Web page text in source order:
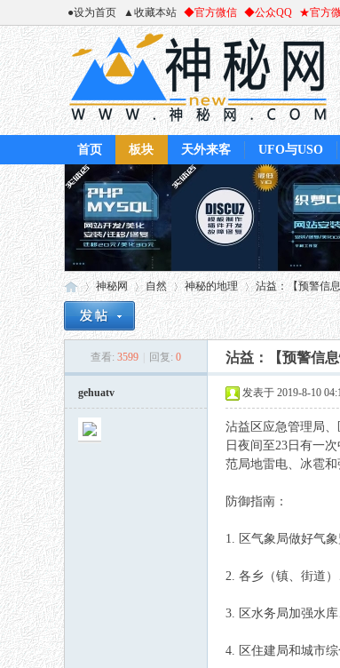
●设为首页 ▲收藏本站 ◆官方微信 ◆公众QQ ★官方
首页 板块 天外来客 UFO与USO
神秘网
›
自然
›
神秘的地理
›
沾益：【预警信
查看: 3599 回复: 0 沾益：【预警信
gehuatv 发表于 2019-8-10
沾益区应急管理局
日夜间至23日有一
范局地雷电、冰雹和
防御指南：
1. 区气象局做好气
2. 各乡（镇、街道
3. 区水务局加强水
4. 区住建局和城市